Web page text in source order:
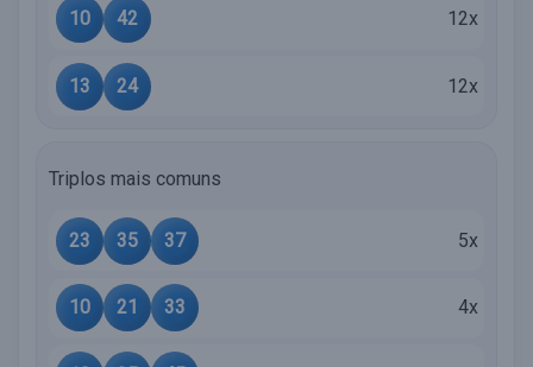
10 42 12x
13 24 12x
Triplos mais comuns
23 35 37 5x
10 21 33 4x